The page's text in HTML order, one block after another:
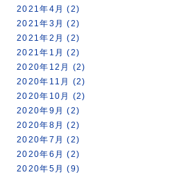
2021年4月 (2)
2021年3月 (2)
2021年2月 (2)
2021年1月 (2)
2020年12月 (2)
2020年11月 (2)
2020年10月 (2)
2020年9月 (2)
2020年8月 (2)
2020年7月 (2)
2020年6月 (2)
2020年5月 (9)